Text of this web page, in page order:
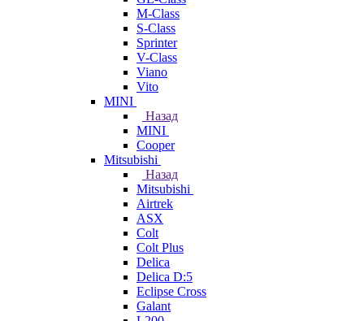
M-Class
S-Class
Sprinter
V-Class
Viano
Vito
MINI
Назад
MINI
Cooper
Mitsubishi
Назад
Mitsubishi
Airtrek
ASX
Colt
Colt Plus
Delica
Delica D:5
Eclipse Cross
Galant